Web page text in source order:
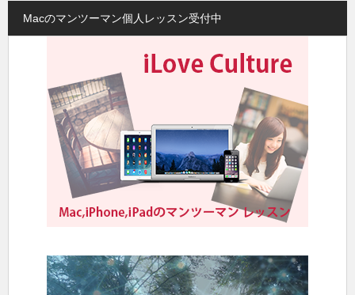
Macのマンツーマン個人レッスン受付中